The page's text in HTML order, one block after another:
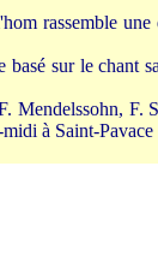
rassemble
sur le chant
Mendelssohn, F.
à Saint-